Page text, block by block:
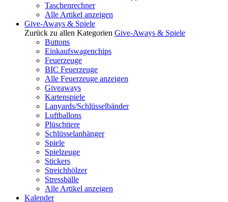
Taschenrechner
Alle Artikel anzeigen
Give-Aways & Spiele
Zurück zu allen Kategorien Give-Aways & Spiele
Buttons
Einkaufswagenchips
Feuerzeuge
BIC Feuerzeuge
Alle Feuerzeuge anzeigen
Giveaways
Kartenspiele
Lanyards/Schlüsselbänder
Luftballons
Plüschtiere
Schlüsselanhänger
Spiele
Spielzeuge
Stickers
Streichhölzer
Stressbälle
Alle Artikel anzeigen
Kalender